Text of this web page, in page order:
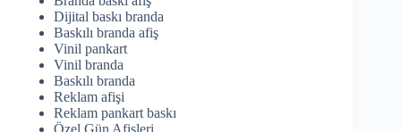
Dijital baskı branda
Baskılı branda afiş
Vinil pankart
Vinil branda
Baskılı branda
Reklam afişi
Reklam pankart baskı